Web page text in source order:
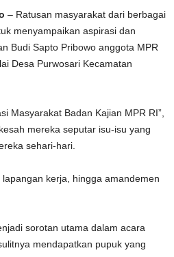
– Ratusan masyarakat dari berbagai
menyampaikan aspirasi dan
Budi Sapto Pribowo anggota MPR
Desa Purwosari Kecamatan
Masyarakat Badan Kajian MPR RI”,
mereka seputar isu-isu yang
sehari-hari.
kerja, hingga amandemen
sorotan utama dalam acara
mendapatkan pupuk yang